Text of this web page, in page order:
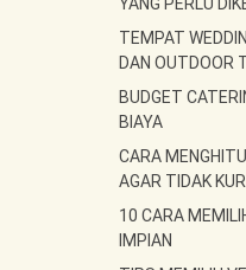
TEMPAT
DAN OUTDOOR
BUDGET
BIAYA
CARA
AGAR TIDAK
10 CARA
IMPIAN